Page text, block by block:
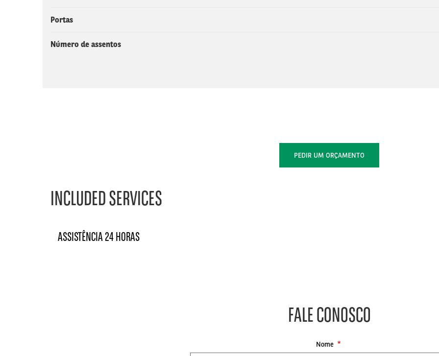
Portas
Número de assentos
PEDIR UM ORÇAMENTO
INCLUDED SERVICES
ASSISTÊNCIA 24 HORAS
FALE CONOSCO
Nome